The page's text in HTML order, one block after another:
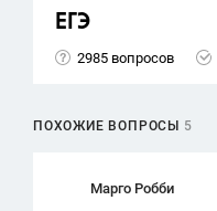
ЕГЭ
2985 вопросов
ПОХОЖИЕ ВОПРОСЫ 5
Марго Робби